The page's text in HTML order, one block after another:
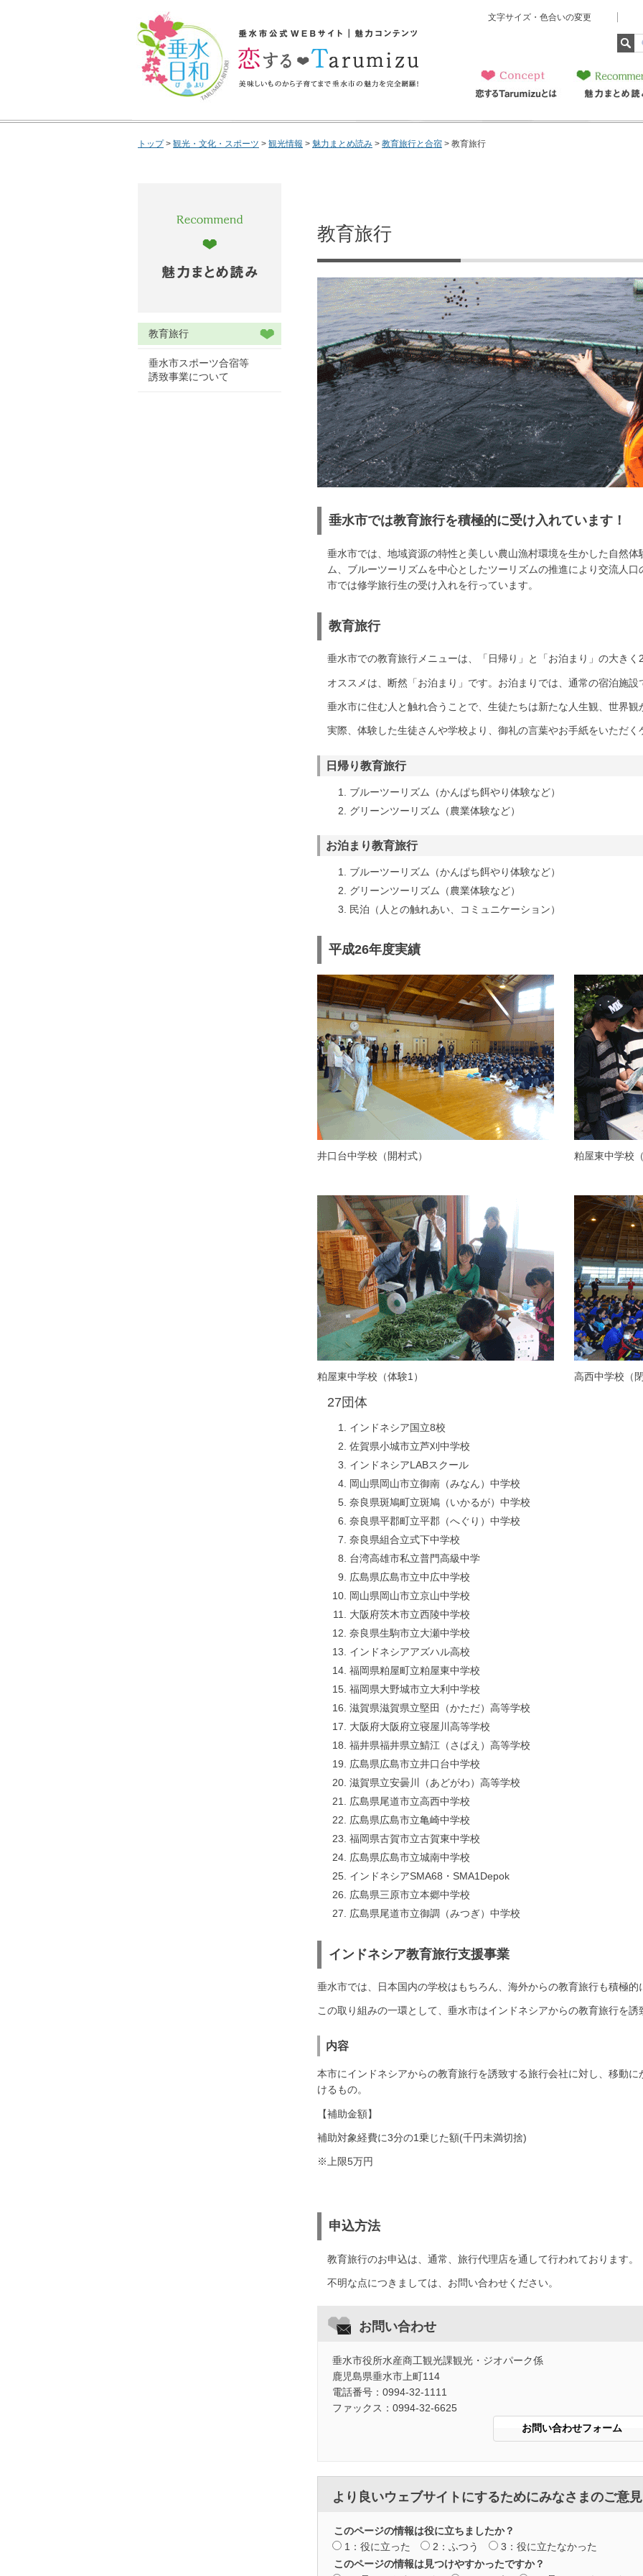
垂水日和
するTarumizu 美味しいものから子育てま
で垂水市の魅力を完全網羅！
文字サイズ・色合いの変更
恋するTarumizu
とは
魅力まとめ読み
トップ> 観光・文化・スポーツ > 観光情報 > 魅力まとめ読み > 教育旅行と合宿 > 教育旅行
教育旅行
垂水市スポーツ合宿等
誘致事業について
教育旅行
垂水市では教育旅行を積極的に受け入れています！
垂水市では、地域資源の特性と美しい農山漁村環境を生かした自然
ム、ブルーツーリズムを中心としたツーリズムの推進により交流人
市では修学旅行生の受け入れを行っています。
教育旅行
垂水市での教育旅行メニューは、「日帰り」と「お泊まり」の大きく
オススメは、断然「お泊まり」です。お泊まりでは、通常の宿泊施
垂水市に住む人と触れ合うことで、生徒たちは新たな人生観、世界観
実際、体験した生徒さんや学校より、御礼の言葉やお手紙をいただ
日帰り教育旅行
ブルーツーリズム（かんぱち餌やり体験など）
グリーンツーリズム（農業体験など）
お泊まり教育旅行
ブルーツーリズム（かんぱち餌やり体験など）
グリーンツーリズム（農業体験など）
民泊（人との触れあい、コミュニケーション）
平成26年度実績
井口台中学校（開村式） 粕屋東中学校
粕屋東中学校（体験1） 高西中学校（
27団体
インドネシア国立8校
佐賀県小城市立芦刈中学校
インドネシアLABスクール
岡山県岡山市立御南（みなん）中学校
奈良県斑鳩町立斑鳩（いかるが）中学校
奈良県平郡町立平郡（へぐり）中学校
奈良県組合立式下中学校
台湾高雄市私立普門高級中学
広島県広島市立中広中学校
岡山県岡山市立京山中学校
大阪府茨木市立西陵中学校
奈良県生駒市立大瀬中学校
インドネシアアズハル高校
福岡県粕屋町立粕屋東中学校
福岡県大野城市立大利中学校
滋賀県滋賀県立堅田（かただ）高等学校
大阪府大阪府立寝屋川高等学校
福井県福井県立鯖江（さばえ）高等学校
広島県広島市立井口台中学校
滋賀県立安曇川（あどがわ）高等学校
広島県尾道市立高西中学校
広島県広島市立亀崎中学校
福岡県古賀市立古賀東中学校
広島県広島市立城南中学校
インドネシアSMA68・SMA1Depok
広島県三原市立本郷中学校
広島県尾道市立御調（みつぎ）中学校
インドネシア教育旅行支援事業
垂水市では、日本国内の学校はもちろん、海外からの教育旅行も積極的
この取り組みの一環として、垂水市はインドネシアからの教育旅行を
内容
本市にインドネシアからの教育旅行を誘致する旅行会社に対し、移動
けるもの。
【補助金額】
補助対象経費に3分の1乗じた額(千円未満切捨)
※上限5万円
申込方法
教育旅行のお申込は、通常、旅行代理店を通して行われております。
不明な点につきましては、お問い合わせください。
お問い合わせ
垂水市役所水産商工観光課観光・ジオパーク係
鹿児島県垂水市上町114
電話番号：0994-32-1111
ファックス：0994-32-6625
より良いウェブサイトにするためにみなさまのご意
このページの情報は役に立ちましたか？
1：役に立った
2：ふつう
3：役に立たなかった
このページの情報は見つけやすかったですか？